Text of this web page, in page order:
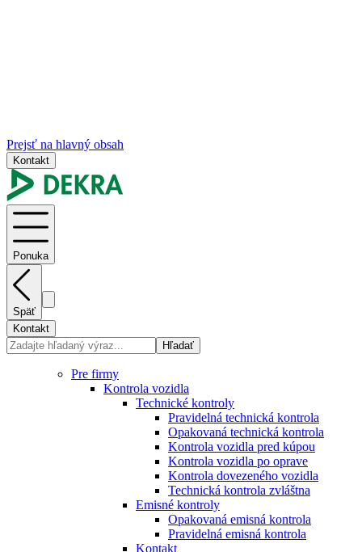
Prejsť na hlavný obsah
Kontakt
Ponuka
Späť
Kontakt
Hľadať
Pre firmy
Kontrola vozidla
Technické kontroly
Pravidelná technická kontrola
Opakovaná technická kontrola
Kontrola vozidla pred kúpou
Kontrola vozidla po oprave
Kontrola dovezeného vozidla
Technická kontrola zvláštna
Emisné kontroly
Opakovaná emisná kontrola
Pravidelná emisná kontrola
Kontakt